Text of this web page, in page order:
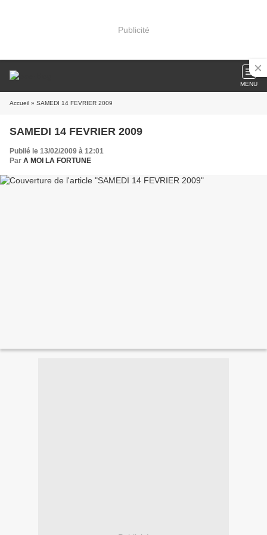
Publicité
MENU
Accueil » SAMEDI 14 FEVRIER 2009
SAMEDI 14 FEVRIER 2009
Publié le 13/02/2009 à 12:01
Par A MOI LA FORTUNE